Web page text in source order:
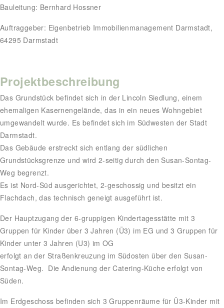
Bauleitung: Bernhard Hossner
Auftraggeber: Eigenbetrieb Immobilienmanagement Darmstadt,
64295 Darmstadt
Projektbeschreibung
Das Grundstück befindet sich in der Lincoln Siedlung, einem
ehemaligen Kasernengelände, das in ein neues Wohngebiet
umgewandelt wurde. Es befindet sich im Südwesten der Stadt
Darmstadt.
Das Gebäude erstreckt sich entlang der südlichen
Grundstücksgrenze und wird 2-seitig durch den Susan-Sontag-
Weg begrenzt.
Es ist Nord-Süd ausgerichtet, 2-geschossig und besitzt ein
Flachdach, das technisch geneigt ausgeführt ist.
Der Hauptzugang der 6-gruppigen Kindertagesstätte mit 3
Gruppen für Kinder über 3 Jahren (Ü3) im EG und 3 Gruppen für
Kinder unter 3 Jahren (U3) im OG
erfolgt an der Straßenkreuzung im Südosten über den Susan-
Sontag-Weg. Die Andienung der Catering-Küche erfolgt von
Süden.
Im Erdgeschoss befinden sich 3 Gruppenräume für Ü3-Kinder mit